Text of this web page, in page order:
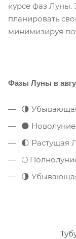
курсе фаз
планировать
минимизируя
Фазы Луны в
🌗
🌑
🌓 Растущая
🌕
🌗